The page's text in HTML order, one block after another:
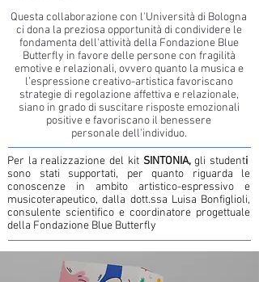
Questa collaborazione con l'Università di Bologna
ci dona la preziosa opportunità di condividere le
fondamenta dell'attività della Fondazione Blue
Butterfly in favore delle persone con fragilità
emotive e relazionali, ovvero quanto la musica e
l’espressione creativo-artistica favoriscano
strategie di regolazione affettiva e relazionale,
siano in grado di suscitare risposte emozionali
positive e favoriscano il benessere
personale dell'individuo.
​Per la realizzazione del kit SINTONIA,gli studenti
sono stati supportati, per quanto riguarda le
conoscenze in ambito artistico-espressivo e
musicoterapeutico, dalla dott.ssa Luisa Bonfiglioli,
consulente scientifico e coordinatore progettuale
della Fondazione Blue Butterfly